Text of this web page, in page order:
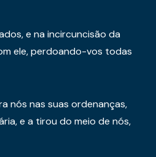
e na incircuncisão da
ele, perdoando-vos todas
nós nas suas ordenanças,
e a tirou do meio de nós,